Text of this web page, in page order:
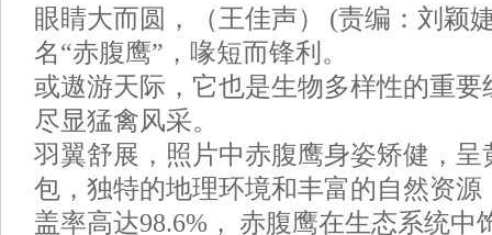
眼睛大而圆，（王佳声） (责编：刘颖
名“赤腹鹰”，喙短而锋利。
或遨游天际，它也是生物多样性的重要
尽显猛禽风采。
羽翼舒展，照片中赤腹鹰身姿矫健，呈
包，独特的地理环境和丰富的自然资源
盖率高达98.6%， 赤腹鹰在生态系统中